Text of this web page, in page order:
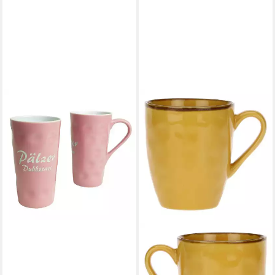
Tasse Pälzer Dubbetass
Große Keramiktasse mit 0,5 L
Fassungsvermögen
12,95 €
lieferbar - in 5-6 Werktagen bei dir